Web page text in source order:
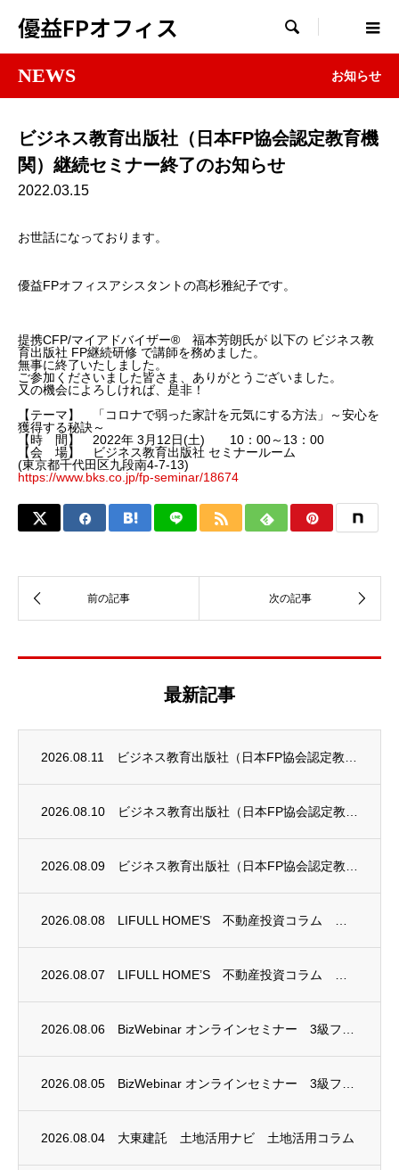
優益FPオフィス 
NEWS お知らせ
ビジネス教育出版社（日本FP協会認定教育機
関）継続セミナー終了のお知らせ
2022.03.15
お世話になっております。
優益FPオフィスアシスタントの髙杉雅紀子です。
提携CFP/マイアドバイザー® 福本芳朗氏が 以下の ビジネス教
育出版社 FP継続研修 で講師を務めました。
無事に終了いたしました。
ご参加くださいました皆さま、ありがとうございました。
又の機会によろしければ、是非！
【テーマ】 「コロナで弱った家計を元気にする方法」～安心を
獲得する秘訣～
【時 間】 2022年 3月12日(土) 10：00～13：00
【会 場】 ビジネス教育出版社 セミナールーム
(東京都千代田区九段南4-7-13)
https://www.bks.co.jp/fp-seminar/18674
最新記事
2026.08.11
2026.08.10
2026.08.09
2026.08.08
2026.08.07
2026.08.06
2026.08.05
2026.08.04 大東建託 土地活用ナビ 土地活用コラム